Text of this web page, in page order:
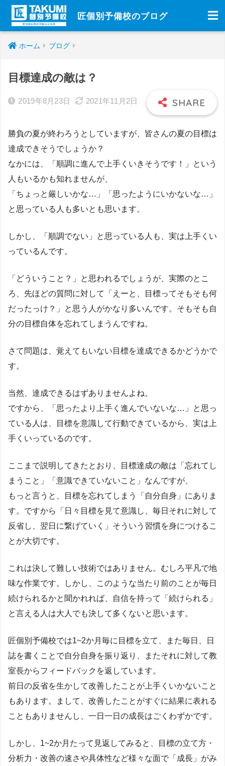
匠個別予備校のブログ
ホーム ブログ
目標達成の敵は？
2019年8月23日 2021年11月2日
勝負の夏が終わろうとしていますが、皆さんの夏の目標は
達成できそうでしょうか？
なかには、「順調に進んで上手くいきそうです！」という
人もいるかも知れませんが、
「ちょっと厳しいかな…」「思ったようにいかないな…」
と思っている人も多いとも思います。
しかし、「順調でない」と思っている人も、実は上手くい
っているんです。
「どういうこと？」と思われるでしょうが、実際のとこ
ろ、先ほどの質問に対して「えーと、目標ってそもそも何
だったっけ？」と思う人がかなり多いんです。そもそも自
分の目標自体を忘れてしまうんですね。
さて問題は、覚えてもいない目標を達成できるかどうかで
す。
当然、達成できるはずありませんよね。
ですから、「思ったより上手く進んでいないな…」と思っ
ている人は、目標を意識して行動できているから、実は上
手くいっているのです。
ここまで説明してきたとおり、目標達成の敵は「忘れてし
まうこと」「意識できていないこと」なんですが、
もっと言うと、目標を忘れてしまう「自分自身」にありま
す。ですから「日々目標を見て意識し、毎日それに対して
反省し、翌日に繋げていく」そういう習慣を身につけるこ
とが大切です。
これは決して難しい技術ではありません。むしろ平凡で地
味な作業です。しかし、このような当たり前のことが毎日
続けられるかと聞かれれば、自信を持って「続けられる」
と言える人は大人でも決して多くないと思います。
匠個別予備校では1~2か月毎に目標を立て、また毎日、日
誌を書くことで自分自身を振り返り、またそれに対して教
室長からフィードバックを返しています。
前日の反省を生かして改善したことが上手くいかないこと
もあります。まして、改善したことがすぐに結果に表れる
こともありませんし、一日一日の成長はごくわずかです。
しかし、1~2か月たって見返してみると、目標の立て方・
分析力・改善の速さや具体性など様々な面で「成長」がみ